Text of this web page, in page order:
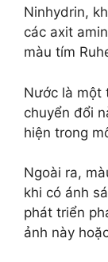
Ninhydrin,
các axit
màu tím
Nước là một
chuyển đổi
hiện trong
Ngoài ra,
khi có ánh
phát triển
ảnh này